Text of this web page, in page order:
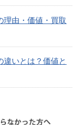
理由・価値・買取
違いとは？価値と